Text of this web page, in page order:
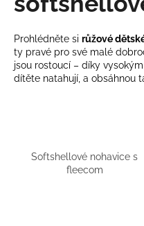
Prohlédněte si růžové
ty pravé pro své malé
jsou rostoucí – díky
dítěte natahují, a obsáhnou
Softshellové nohavice s
fleecom
o
r
e
b